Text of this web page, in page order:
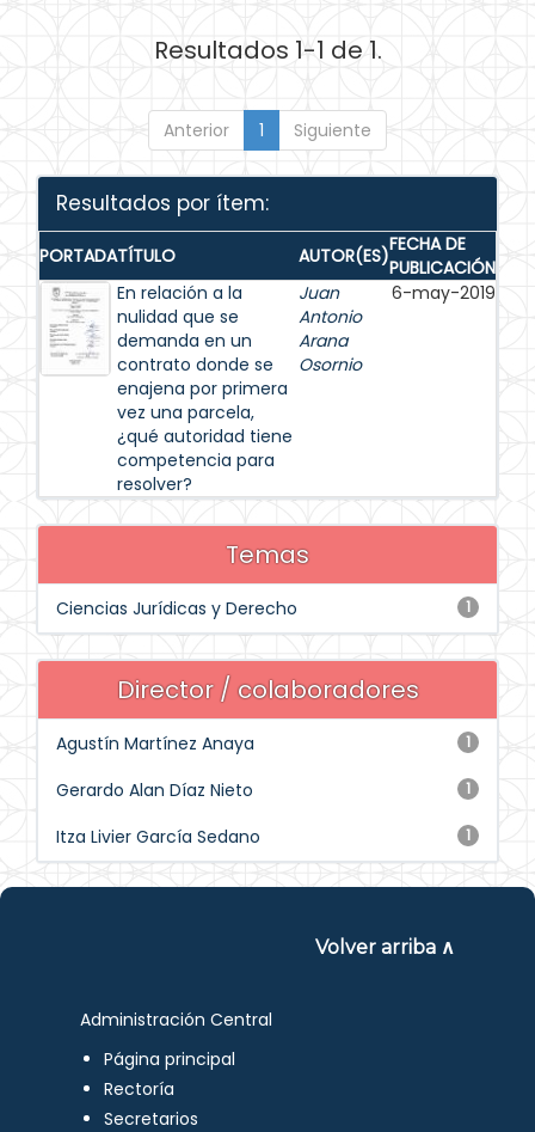
Resultados 1-1 de 1.
Anterior 1 Siguiente
Resultados por ítem:
PORTADATÍTULO AUTOR(ES)FECHA DE
PUBLICACIÓN
En relación a la
nulidad que se
demanda en un
contrato donde se
enajena por primera
vez una parcela,
¿qué autoridad tiene
competencia para
resolver?
Juan
Antonio
Arana
Osornio
6-may-2019
Temas
1
Ciencias Jurídicas y Derecho
Director / colaboradores
1
Agustín Martínez Anaya
1
Gerardo Alan Díaz Nieto
1
Itza Livier García Sedano
Volver arriba ∧
Administración Central
Página principal
Rectoría
Secretarios